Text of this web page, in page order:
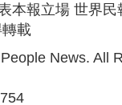
本報立場 世界民
載
News. All